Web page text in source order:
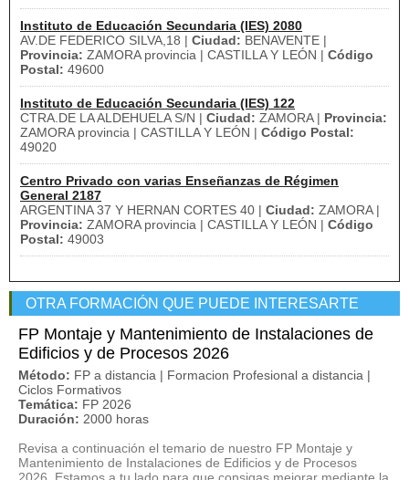
Instituto de Educación Secundaria (IES) 2080
AV.DE FEDERICO SILVA,18 | Ciudad: BENAVENTE |
Provincia: ZAMORA provincia | CASTILLA Y LEÓN | Código
Postal: 49600
Instituto de Educación Secundaria (IES) 122
CTRA.DE LA ALDEHUELA S/N | Ciudad: ZAMORA | Provincia:
ZAMORA provincia | CASTILLA Y LEÓN | Código Postal:
49020
Centro Privado con varias Enseñanzas de Régimen
General 2187
ARGENTINA 37 Y HERNAN CORTES 40 | Ciudad: ZAMORA |
Provincia: ZAMORA provincia | CASTILLA Y LEÓN | Código
Postal: 49003
OTRA FORMACIÓN QUE PUEDE INTERESARTE
FP Montaje y Mantenimiento de Instalaciones de
Edificios y de Procesos 2026
Método: FP a distancia | Formacion Profesional a distancia |
Ciclos Formativos
Temática: FP 2026
Duración: 2000 horas
Revisa a continuación el temario de nuestro FP Montaje y
Mantenimiento de Instalaciones de Edificios y de Procesos